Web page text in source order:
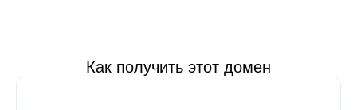
Как получить этот домен